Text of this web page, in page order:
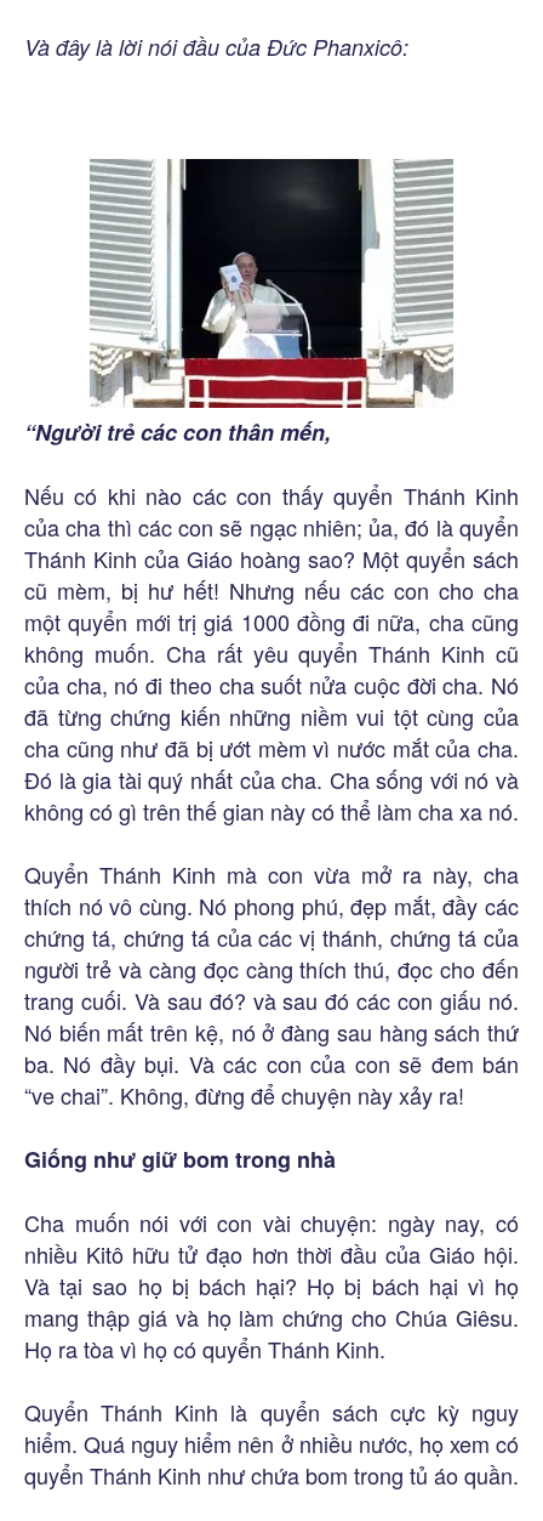
Và đây là lời nói đầu của Đức Phanxicô:
“Người trẻ các con thân mến,
Nếu có khi nào các con thấy quyển Thánh Kinh
của cha thì các con sẽ ngạc nhiên; ủa, đó là quyển
Thánh Kinh của Giáo hoàng sao? Một quyển sách
cũ mèm, bị hư hết! Nhưng nếu các con cho cha
một quyển mới trị giá 1000 đồng đi nữa, cha cũng
không muốn. Cha rất yêu quyển Thánh Kinh cũ
của cha, nó đi theo cha suốt nửa cuộc đời cha. Nó
đã từng chứng kiến những niềm vui tột cùng của
cha cũng như đã bị ướt mèm vì nước mắt của cha.
Đó là gia tài quý nhất của cha. Cha sống với nó và
không có gì trên thế gian này có thể làm cha xa nó.
Quyển Thánh Kinh mà con vừa mở ra này, cha
thích nó vô cùng. Nó phong phú, đẹp mắt, đầy các
chứng tá, chứng tá của các vị thánh, chứng tá của
người trẻ và càng đọc càng thích thú, đọc cho đến
trang cuối. Và sau đó? và sau đó các con giấu nó.
Nó biến mất trên kệ, nó ở đàng sau hàng sách thứ
ba. Nó đầy bụi. Và các con của con sẽ đem bán
“ve chai”. Không, đừng để chuyện này xảy ra!
Giống như giữ bom trong nhà
Cha muốn nói với con vài chuyện: ngày nay, có
nhiều Kitô hữu tử đạo hơn thời đầu của Giáo hội.
Và tại sao họ bị bách hại? Họ bị bách hại vì họ
mang thập giá và họ làm chứng cho Chúa Giêsu.
Họ ra tòa vì họ có quyển Thánh Kinh.
Quyển Thánh Kinh là quyển sách cực kỳ nguy
hiểm. Quá nguy hiểm nên ở nhiều nước, họ xem có
quyển Thánh Kinh như chứa bom trong tủ áo quần.